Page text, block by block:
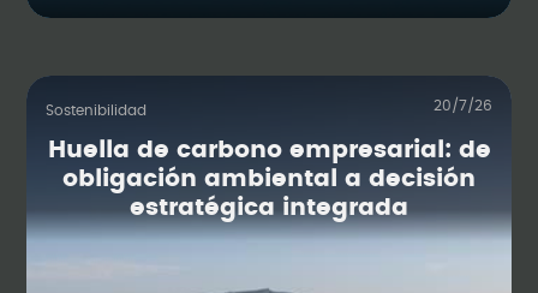
Sostenibilidad 20/7/26
Huella de carbono empresarial: de
obligación ambiental a decisión
estratégica integrada